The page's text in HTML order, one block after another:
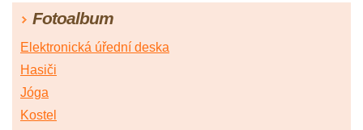
Fotoalbum
Elektronická úřední deska
Hasiči
Jóga
Kostel